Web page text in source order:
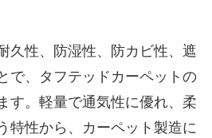
久性、防湿性、防カビ性、遮
で、タフテッドカーペットの
す。軽量で通気性に優れ、柔
特性から、カーペット製造に